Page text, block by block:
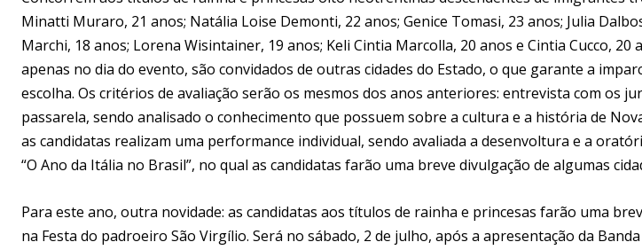
Minatti Muraro, 21 anos; Natália Loise Demonti, 22 anos; Genice Tomasi, 23 anos; Julia
Marchi, 18 anos; Lorena Wisintainer, 19 anos; Keli Cintia Marcolla, 20 anos e Cintia Cucco, 20
apenas no dia do evento, são convidados de outras cidades do Estado, o que garante a
escolha. Os critérios de avaliação serão os mesmos dos anos anteriores: entrevista com os
passarela, sendo analisado o conhecimento que possuem sobre a cultura e a história de
as candidatas realizam uma performance individual, sendo avaliada a desenvoltura e a
“O Ano da Itália no Brasil”, no qual as candidatas farão uma breve divulgação de algumas
Para este ano, outra novidade: as candidatas aos títulos de rainha e princesas farão uma
na Festa do padroeiro São Virgílio. Será no sábado, 2 de julho, após a apresentação da